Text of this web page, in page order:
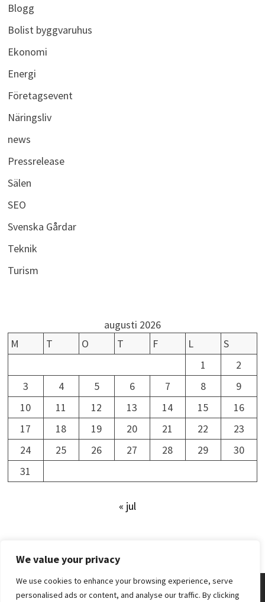
We value your privacy
We use cookies to enhance your browsing experience, serve
personalised ads or content, and analyse our traffic. By clicking
Blogg
Bolist byggvaruhus
Ekonomi
Energi
Företagsevent
Näringsliv
news
Pressrelease
Sälen
SEO
Svenska Gårdar
Teknik
Turism
augusti 2026
M
T O T F L
S
1
2
3
4 5 6 7 8
9
10
11 12 13 14 15
16
17
18 19 20 21 22
23
24
25 26 27 28 29
30
31
« jul